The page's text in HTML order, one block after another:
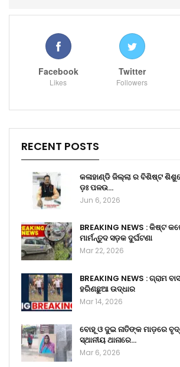
Facebook
Likes
Twitter
Followers
RECENT POSTS
କଳାହାଣ୍ଡି ଜିଲ୍ଲା ର ବିଶିଷ୍ଟ
ଡ଼ଃ ପଳଉ…
Jun 6, 2026
BREAKING NEWS : କିଷ୍ଟ
ମାର୍ମନ୍ତୁଦ ସଡ଼କ ଦୁର୍ଘଟଣା
Mar 22, 2026
BREAKING NEWS : ଗ୍ରାମ
ହରିଣଛୁଆ ଉଦ୍ଧାର
Mar 14, 2026
ବୋହୂ ଓ ଦୁଇ ନାତିଙ୍କ ମାଡ଼ରେ
ସ୍ଥାନୀୟ ଥାନାରେ…
Mar 6, 2026